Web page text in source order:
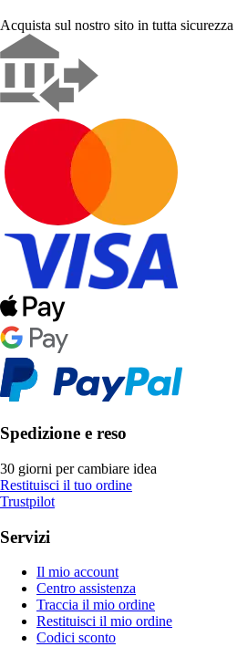
Acquista sul nostro sito in tutta sicurezza
Spedizione e reso
30 giorni per cambiare idea
Restituisci il tuo ordine
Trustpilot
Servizi
Il mio account
Centro assistenza
Traccia il mio ordine
Restituisci il mio ordine
Codici sconto